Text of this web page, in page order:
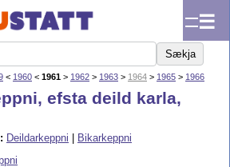
☰
Sækja
< 1960 < 1961 > 1962 > 1963 > 1964 > 1965 > 1966
efsta deild karla,
Deildarkeppni
Bikarkeppni